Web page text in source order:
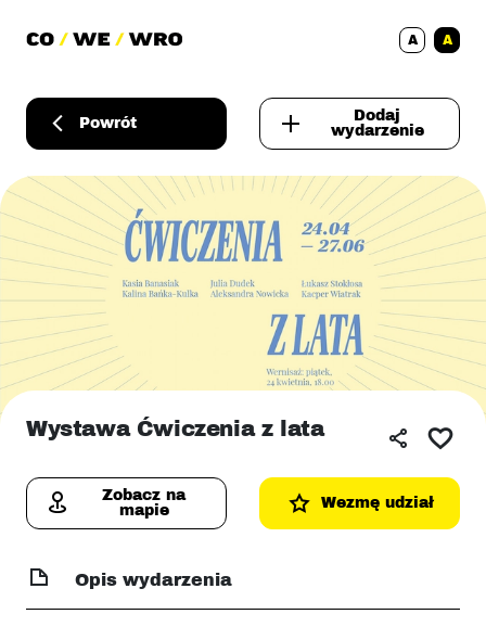
A A
Powrót
Dodaj
wydarzenie
Wystawa Ćwiczenia z lata
Zobacz na
mapie
Wezmę udział
Opis wydarzenia